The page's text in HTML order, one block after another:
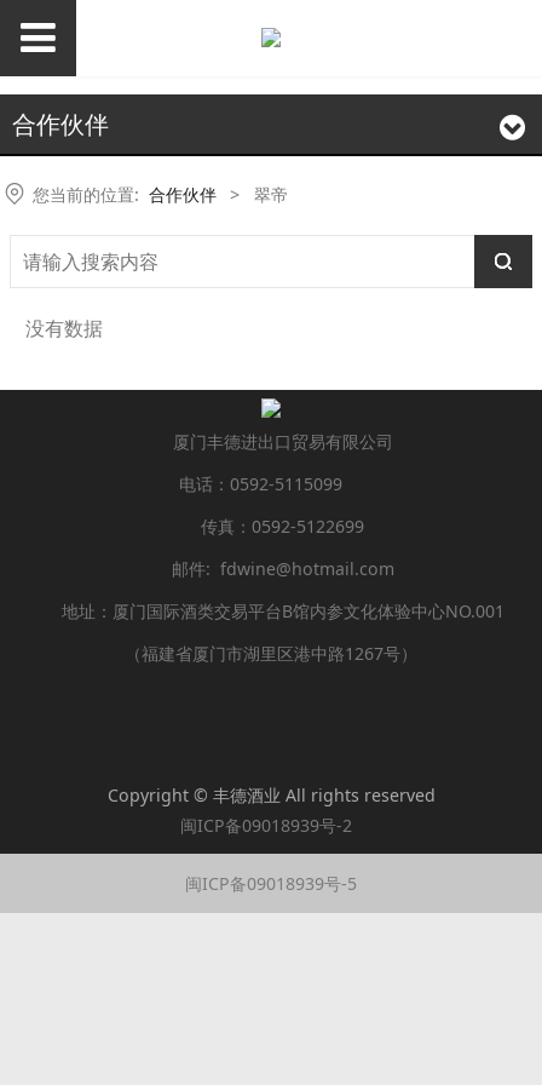
合作伙伴
您当前的位置:合作伙伴 > 翠帝
没有数据
厦门丰德进出口贸易有限公司
电话：0592-5115099
传真：0592-5122699
邮件: fdwine@hotmail.com
地址：厦门国际酒类交易平台B馆内参文化体验中心NO.001
（福建省厦门市湖里区港中路1267号）
Copyright © 丰德酒业 All rights reserved
闽ICP备09018939号-2
闽ICP备09018939号-5